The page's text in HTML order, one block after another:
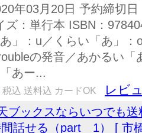
年03月20日 予約締切
ズ：単行本 ISBN：
あ」：u／くらい「あ」
の発音／あかるい
あー...
税込 送料込 カードOK レビ
ブックスならいつでも
間話せる（part 1） [ 市